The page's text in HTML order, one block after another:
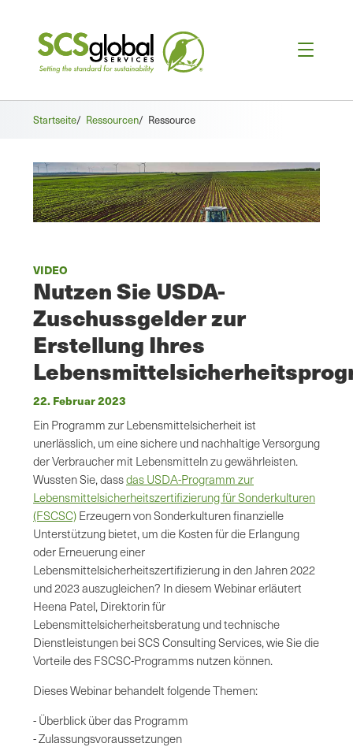
Startseite/ Ressourcen/ Ressource
VIDEO
Nutzen Sie USDA-
Zuschussgelder zur
Erstellung Ihres
22. Februar 2023
Ein Programm zur Lebensmittelsicherheit ist
unerlässlich, um eine sichere und nachhaltige Versorgung
der Verbraucher mit Lebensmitteln zu gewährleisten.
Wussten Sie, dassdas USDA-Programm zur
Lebensmittelsicherheitszertifizierung für Sonderkulturen
(FSCSC) Erzeugern von Sonderkulturen finanzielle
Unterstützung bietet, um die Kosten für die Erlangung
oder Erneuerung einer
Lebensmittelsicherheitszertifizierung in den Jahren 2022
und 2023 auszugleichen? In diesem Webinar erläutert
Heena Patel, Direktorin für
Lebensmittelsicherheitsberatung und technische
Dienstleistungen bei SCS Consulting Services, wie Sie die
Vorteile des FSCSC-Programms nutzen können.
Dieses Webinar behandelt folgende Themen:
- Überblick über das Programm
- Zulassungsvoraussetzungen